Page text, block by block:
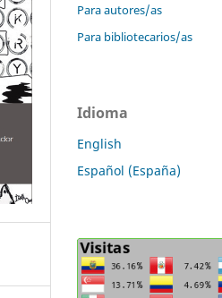
Para autores/as
Para bibliotecarios/as
Idioma
English
Español (España)